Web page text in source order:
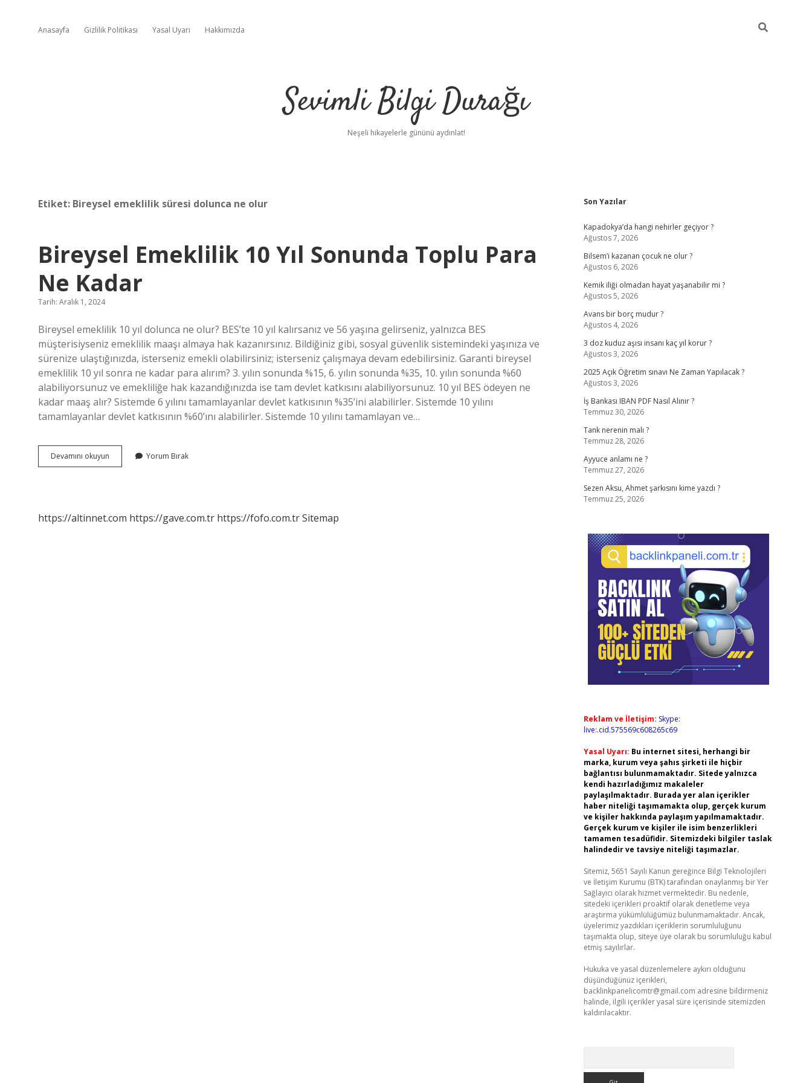
Anasayfa Gizlilik Politikası Yasal Uyarı Hakkımızda
Sevimli Bilgi Durağı
Neşeli hikayelerle gününü aydınlat!
Etiket: Bireysel emeklilik süresi dolunca ne olur
Bireysel Emeklilik 10 Yıl Sonunda Toplu Para
Ne Kadar
Tarih: Aralık 1, 2024
Bireysel emeklilik 10 yıl dolunca ne olur? BES’te 10 yıl kalırsanız ve 56 yaşına gelirseniz, yalnızca BES
müşterisiyseniz emeklilik maaşı almaya hak kazanırsınız. Bildiğiniz gibi, sosyal güvenlik sistemindeki yaşınıza ve
sürenize ulaştığınızda, isterseniz emekli olabilirsiniz; isterseniz çalışmaya devam edebilirsiniz. Garanti bireysel
emeklilik 10 yıl sonra ne kadar para alırım? 3. yılın sonunda %15, 6. yılın sonunda %35, 10. yılın sonunda %60
alabiliyorsunuz ve emekliliğe hak kazandığınızda ise tam devlet katkısını alabiliyorsunuz. 10 yıl BES ödeyen ne
kadar maaş alır? Sistemde 6 yılını tamamlayanlar devlet katkısının %35’ini alabilirler. Sistemde 10 yılını
tamamlayanlar devlet katkısının %60’ını alabilirler. Sistemde 10 yılını tamamlayan ve…
Devamını okuyun Bireysel
Emeklilik
Para
Yorum Bırak
https://altinnet.com https://gave.com.tr https://fofo.com.trSitemap
Sidebar
Son Yazılar
Kapadokya’da hangi nehirler geçiyor ?
Ağustos 7, 2026
Bilsem’i kazanan çocuk ne olur ?
Ağustos 6, 2026
Kemik iliği olmadan hayat yaşanabilir mi ?
Ağustos 5, 2026
Avans bir borç mudur ?
Ağustos 4, 2026
3 doz kuduz aşısı insanı kaç yıl korur ?
Ağustos 3, 2026
2025 Açık Öğretim sınavı Ne Zaman Yapılacak ?
Ağustos 3, 2026
İş Bankası IBAN PDF Nasıl Alınır ?
Temmuz 30, 2026
Tank nerenin malı ?
Temmuz 28, 2026
Ayyuce anlamı ne ?
Temmuz 27, 2026
Sezen Aksu, Ahmet şarkısını kime yazdı ?
Temmuz 25, 2026
Reklam ve İletişim: Skype:
live:.cid.575569c608265c69
Yasal Uyarı: Bu internet sitesi, herhangi bir
marka, kurum veya şahıs şirketi ile hiçbir
bağlantısı bulunmamaktadır. Sitede yalnızca
kendi hazırladığımız makaleler
paylaşılmaktadır. Burada yer alan içerikler
haber niteliği taşımamakta olup, gerçek kurum
ve kişiler hakkında paylaşım yapılmamaktadır.
Gerçek kurum ve kişiler ile isim benzerlikleri
tamamen tesadüfidir. Sitemizdeki bilgiler taslak
halindedir ve tavsiye niteliği taşımazlar.
Sitemiz, 5651 Sayılı Kanun gereğince Bilgi Teknolojileri
ve İletişim Kurumu (BTK) tarafından onaylanmış bir Yer
Sağlayıcı olarak hizmet vermektedir. Bu nedenle,
sitedeki içerikleri proaktif olarak denetleme veya
araştırma yükümlülüğümüz bulunmamaktadır. Ancak,
üyelerimiz yazdıkları içeriklerin sorumluluğunu
taşımakta olup, siteye üye olarak bu sorumluluğu kabul
etmiş sayılırlar.
Hukuka ve yasal düzenlemelere aykırı olduğunu
düşündüğünüz içerikleri,
backlinkpanelicomtr@gmail.com adresine bildirmeniz
halinde, ilgili içerikler yasal süre içerisinde sitemizden
kaldırılacaktır.